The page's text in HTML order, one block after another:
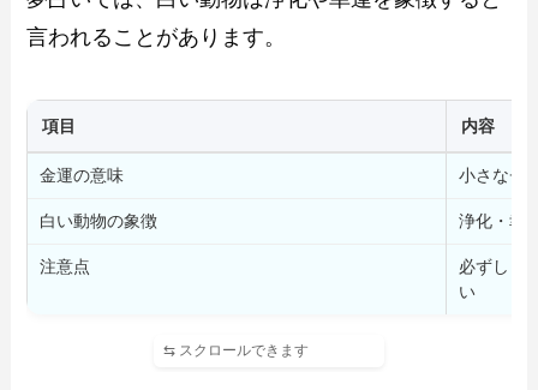
言われることがあります。
項目 内容
金運の意味 小さなチ
白い動物の象徴 浄化・幸
注意点
必ずしも
い